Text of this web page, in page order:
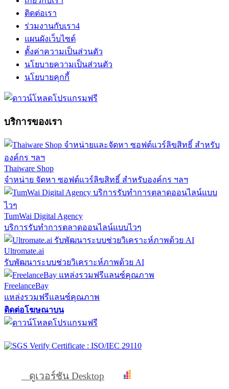
ติดต่อเรา
ร่วมงานกับเรา4
แผนผังเว็บไซต์
ตั้งค่าความเป็นส่วนตัว
นโยบายความเป็นส่วนตัว
นโยบายคุกกี้
บริการของเรา
Thaiware Shop
จำหน่าย จัดหา ซอฟต์แวร์ลิขสิทธิ์ สำหรับองค์กร ฯลฯ
TumWai Digital Agency
บริการรับทำการตลาดออนไลน์แบบไวๆ
Ultromate.ai
รับพัฒนาระบบช่วยวิเคราะห์ภาพด้วย AI
FreelanceBay
แหล่งรวมฟรีแลนซ์คุณภาพ
ติดต่อโฆษณาบน
ดูเวอร์ชัน Desktop